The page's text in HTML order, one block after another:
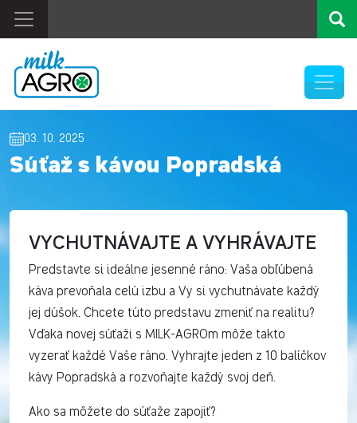
03. 10. 2025
Súťaž s kávou Popradská
VYCHUTNÁVAJTE A VYHRÁVAJTE
Predstavte si ideálne jesenné ráno: Vaša obľúbená
káva prevoňala celú izbu a Vy si vychutnávate každý
jej dúšok. Chcete túto predstavu zmeniť na realitu?
Vďaka novej súťaži s MILK-AGROm môže takto
vyzerať každé Vaše ráno. Vyhrajte jeden z 10 balíčkov
kávy Popradská a rozvoňajte každý svoj deň.
Ako sa môžete do súťaže zapojiť?